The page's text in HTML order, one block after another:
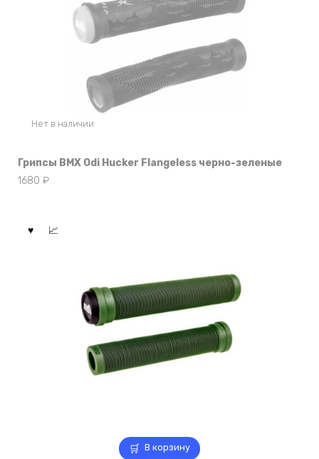
Нет в наличии
Грипсы BMX Odi Hucker Flangeless черно-зеленые
1680 ₽
В корзину